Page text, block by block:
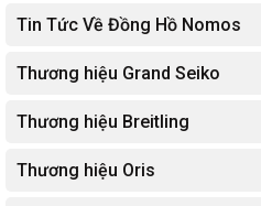
Tin Tức Về Đồng Hồ Nomos
Thương hiệu Grand Seiko
Thương hiệu Breitling
Thương hiệu Oris